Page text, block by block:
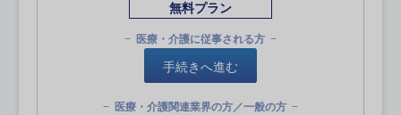
無料プラン
医療・介護に従事される方
手続きへ進む
医療・介護関連業界の方／一般の方